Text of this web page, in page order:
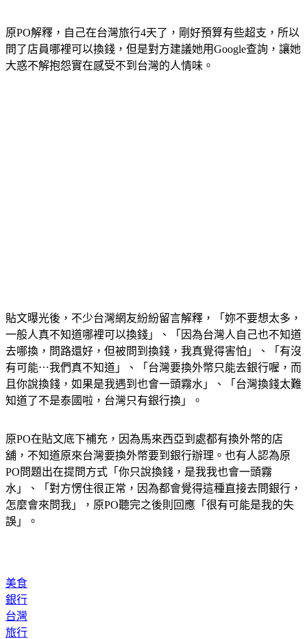
原PO解釋，自己在台灣旅行4天了，剛好預算有些超支，所以
問了店員哪裡可以換錢，但是對方建議她用Google查詢，讓她
大惑不解抱怨實在感受不到台灣的人情味。
貼文曝光後，不少台灣網友紛紛留言解釋，「妳不要想太多，
一般人真不知道哪裡可以換錢」、「因為台灣人自己也不知道
去哪換，問路還好，但被問到換錢，我真覺得害怕」、「有沒
有可能⋯我們真不知道」、「台灣要換外幣只能去銀行喔，而
且你說換錢，如果是我遇到也會一頭霧水」、「台灣換錢太難
知道了不是泰國啦，台灣只有銀行換」。
原PO在貼文底下補充，因為馬來西亞到處都有換外幣的店
舖，不知道原來台灣要換外幣要到銀行辦理。也有人認為原
PO問題出在提問方式「你只說換錢，是我我也會一頭霧
水」、「對方愣住很正常，因為都會覺得這種直接去問銀行，
怎麼會來問我」，原PO聽完之後則回應「很有可能是我的失
誤」。
美食
銀行
台灣
旅行